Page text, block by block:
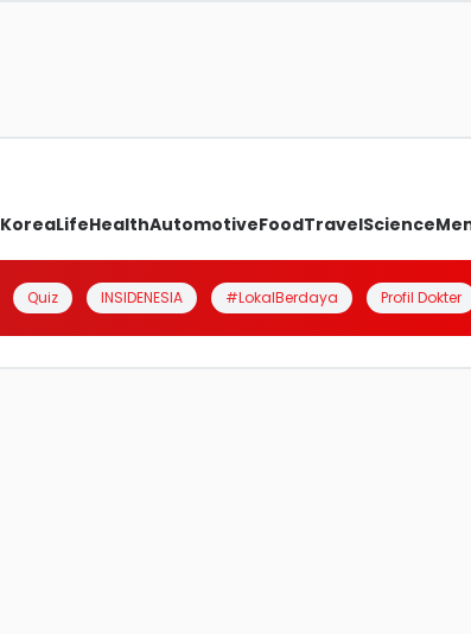
KoreaLifeHealthAutomotiveFoodTravelScience
Quiz INSIDENESIA #LokalBerdaya Profil Dokter